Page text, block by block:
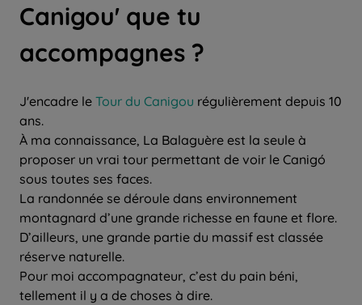
Canigou' que tu
accompagnes ?
J'encadre le Tour du Canigou régulièrement depuis 10
ans.
À ma connaissance, La Balaguère est la seule à
proposer un vrai tour permettant de voir le Canigó
sous toutes ses faces.
La randonnée se déroule dans environnement
montagnard d’une grande richesse en faune et flore.
D’ailleurs, une grande partie du massif est classée
réserve naturelle.
Pour moi accompagnateur, c’est du pain béni,
tellement il y a de choses à dire.